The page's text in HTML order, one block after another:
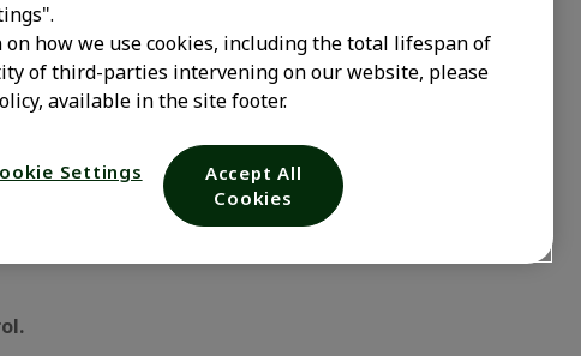
how we use cookies, including the total lifespan of
of third-parties intervening on our website, please
available in the site footer.
Settings
Accept All
Cookies